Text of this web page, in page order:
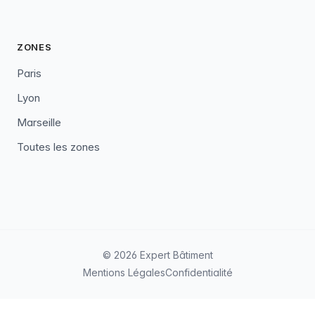
ZONES
Paris
Lyon
Marseille
Toutes les zones
© 2026 Expert Bâtiment
Mentions LégalesConfidentialité